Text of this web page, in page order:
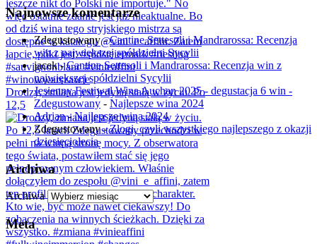
Drodzy, zmiana jest jedyną stałą w życiu. Po
12,5
Najnowsze komentarze
Zdegustowany-Cantine Settesoli i Mandrarossa: Recenzja
win z największej spółdzielni Sycylii
jacek-Cantine Settesoli i Mandrarossa: Recenzja win z
największej spółdzielni Sycylii
Jesienny Festiwal Wina Auchan 2025 - degustacja 6 win -
Zdegustowany - Najlepsze wina 2024
Adrian-Najlepsze wina 2024
Zdegustowany-Złogi, czyli wszystkiego najlepszego z okazji
dziesięciolecia
Archiwa
Archiwa
Meta